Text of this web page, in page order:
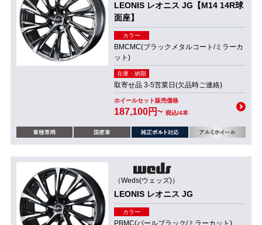
LEONIS レオニス JG【M14 14R球
面座】
カラー
BMCMC(ブラックメタルコート/ミラーカ
ット)
在庫・納期
取寄せ品 3-5営業日(欠品時ご連絡)
ホイールセット販売価格
187,100円~ 税込/4本
（Weds(ウェッズ)）
LEONIS レオニス JG
カラー
PBMC(パールブラック/ミラーカット)